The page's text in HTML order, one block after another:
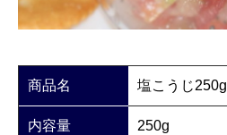
商品名 塩こうじ250g
内容量 250g